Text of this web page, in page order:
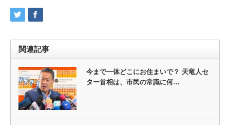
関連記事
今まで一体どこにお住まいで？ 天竜人セ
ター首相は、市民の常識に何…